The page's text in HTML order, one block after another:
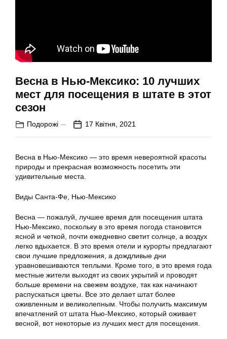
Весна в Нью-Мексико: 10 лучших
мест для посещения в штате в этот
сезон
Подорожі 17 Квітня, 2021
Весна в Нью-Мексико — это время невероятной красоты
природы и прекрасная возможность посетить эти
удивительные места.
Виды Санта-Фе, Нью-Мексико
Весна — пожалуй, лучшее время для посещения штата
Нью-Мексико, поскольку в это время погода становится
ясной и четкой, почти ежедневно светит солнце, а воздух
легко вдыхается. В это время отели и курорты предлагают
свои лучшие предложения, а дождливые дни
уравновешиваются теплыми. Кроме того, в это время года
местные жители выходят из своих укрытий и проводят
больше времени на свежем воздухе, так как начинают
распускаться цветы. Все это делает штат более
оживленным и великолепным. Чтобы получить максимум
впечатлений от штата Нью-Мексико, который оживает
весной, вот некоторые из лучших мест для посещения.